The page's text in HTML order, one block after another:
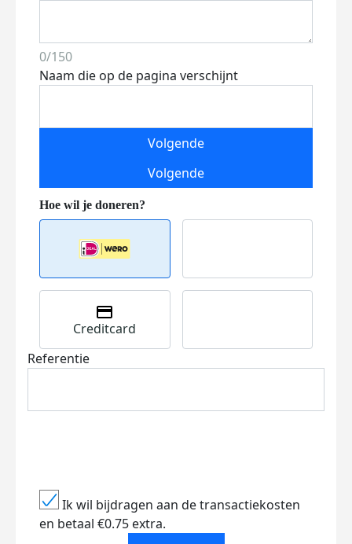
0/150
Naam die op de pagina verschijnt
Volgende
Volgende
Creditcard
Referentie
Ik wil bijdragen aan de transactiekosten
en betaal €0.75 extra.